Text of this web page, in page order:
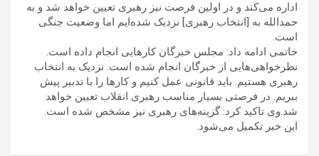
اداره می‌کند و در اولین فرصت نیز رهبری تعیین خواهد شد و به
حمدالله به [انتخاب رهبری] نزدیک شده‌ایم اما وضعیت جنگی
است.
خاتمی ادامه داد: مجلس خبرگان کارهایی انجام داده است.
نظرخواهی‌هایی از خبرگان انجام شده است. نزدیک به انتخاب
رهبری هستیم. باید قانونی عمل کنیم‌ و کارها را با تدبیر پیش
ببریم. در فرصتی بسیار مناسب رهبری انقلاب تعیین خواهد
شد.وی تاکید کرد: گزینه‌های رهبری نیز مشخص شده است.
این خبر تکمیل می‌شود.